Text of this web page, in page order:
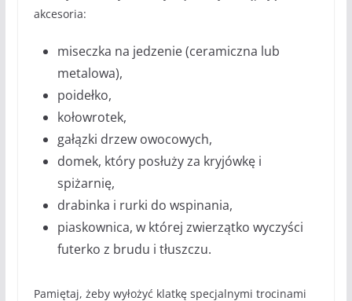
akcesoria:
miseczka na jedzenie (ceramiczna lub
metalowa),
poidełko,
kołowrotek,
gałązki drzew owocowych,
domek, który posłuży za kryjówkę i
spiżarnię,
drabinka i rurki do wspinania,
piaskownica, w której zwierzątko wyczyści
futerko z brudu i tłuszczu.
Pamiętaj, żeby wyłożyć klatkę specjalnymi trocinami